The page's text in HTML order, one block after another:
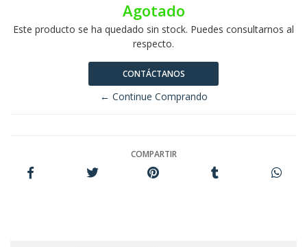
Agotado
Este producto se ha quedado sin stock. Puedes consultarnos al
respecto.
CONTÁCTANOS
← Continue Comprando
COMPARTIR